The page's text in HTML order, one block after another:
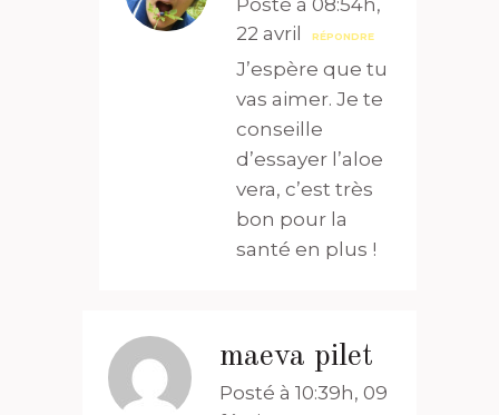
Posté à 08:54h,
22 avril
RÉPONDRE
J’espère que tu
vas aimer. Je te
conseille
d’essayer l’aloe
vera, c’est très
bon pour la
santé en plus !
maeva pilet
Posté à 10:39h, 09